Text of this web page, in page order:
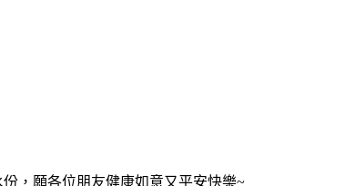
，願各位朋友健康如意又平安快樂~